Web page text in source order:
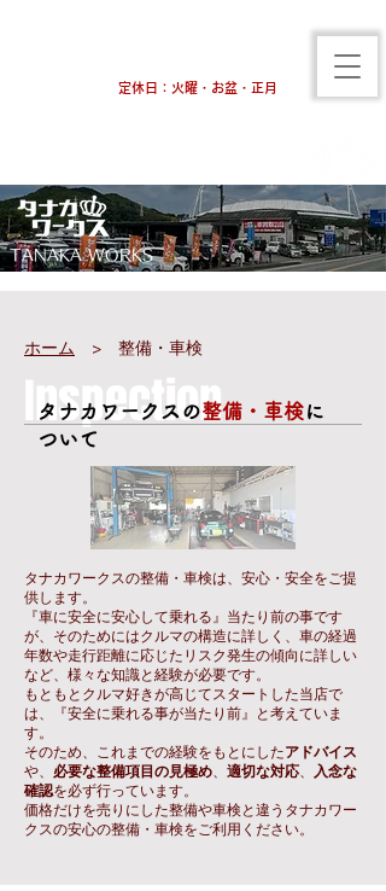
TANAKA WORKS
​定休日：火曜・お盆・正月
ホーム >​ 整備・車検
Inspection
​タナカワークスの整備・車検に
ついて
タナカワークスの整備・車検は、安心・安全をご提
供します。
『車に安全に安心して乗れる』当たり前の事です
が、そのためにはクルマの構造に詳しく、車の経過
年数や走行距離に応じたリスク発生の傾向に詳しい
など、様々な知識と経験が必要です。
もともとクルマ好きが高じてスタートした当店で
は、『安全に乗れる事が当たり前』と考えていま
す。
そのため、これまでの経験をもとにしたアドバイス
や、 必要な整備項目の見極め、 適切な対応、 入念な
確認を必ず行っています。
​価格だけを売りにした整備や車検と違うタナカワー
クスの安心の整備・車検をご利用ください。